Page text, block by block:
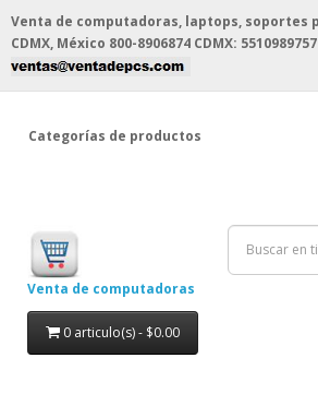
Venta de computadoras, laptops, soportes
CDMX, México 800-8906874 CDMX: 5510989757
Categorías de productos
Venta de computadoras
0 articulo(s) - $0.00